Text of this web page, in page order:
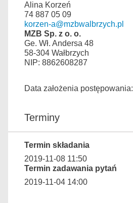
Alina Korzeń
74 887 05 09
korzen-a@mzbwalbrzych.pl
MZB Sp. z o. o.
Ge. Wł. Andersa 48
58-304 Wałbrzych
NIP: 8862608287
Data założenia postępowania:
Terminy
Termin składania
2019-11-08 11:50
Termin zadawania pytań
2019-11-04 14:00